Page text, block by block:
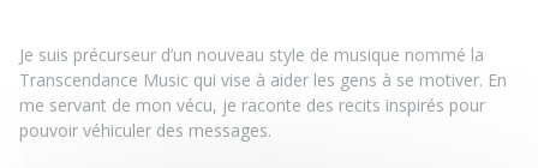
Je suis précurseur d’un nouveau style de musique nommé la
Transcendance Music qui vise à aider les gens à se motiver. En
me servant de mon vécu, je raconte des recits inspirés pour
pouvoir véhiculer des messages.